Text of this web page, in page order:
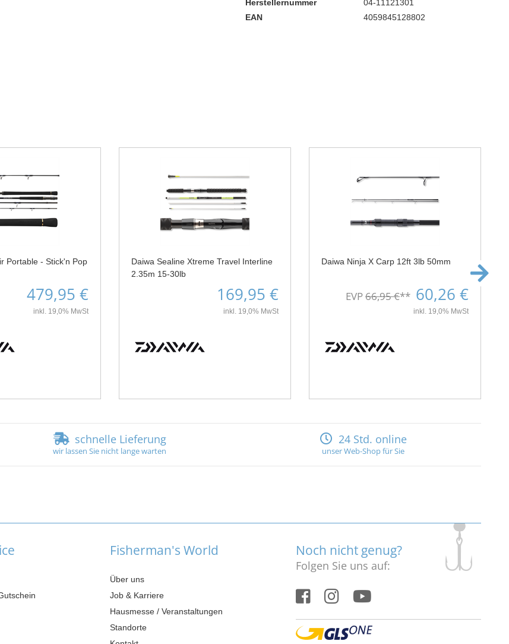
Herstellernummer
04-11121301
EAN
4059845128802
Portable - Stick'n Pop
479,95 €
inkl. 19,0% MwSt
Daiwa Sealine Xtreme Travel Interline
2.35m 15-30lb
169,95 €
inkl. 19,0% MwSt
Daiwa Ninja X Carp 12ft 3lb 50mm
EVP66,95 €** 60,26 €
inkl. 19,0% MwSt
schnelle Lieferung
wir lassen Sie nicht lange warten
24 Std. online
unser Web-Shop für Sie
Fisherman's World
Über uns
Job & Karriere
Hausmesse / Veranstaltungen
Standorte
Noch nicht genug?
Folgen Sie uns auf: